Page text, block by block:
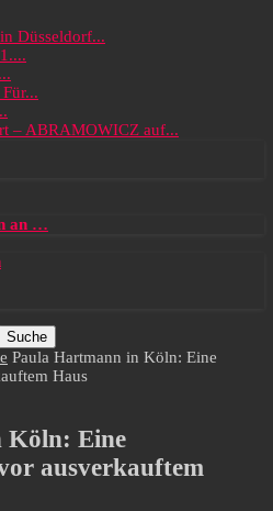
Düsseldorf...
– ABRAMOWICZ auf...
an …
Suche
Paula Hartmann in Köln: Eine
Haus
Köln: Eine
ausverkauftem